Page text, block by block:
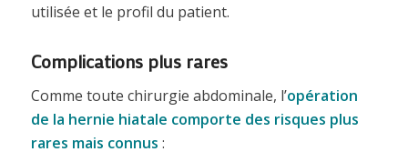
utilisée et le profil du patient.
Complications plus rares
Comme toute chirurgie abdominale, l’opération
de la hernie hiatale comporte des risques plus
rares mais connus :